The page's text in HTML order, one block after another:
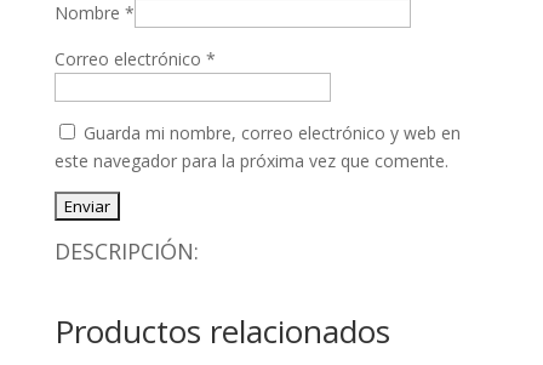
Nombre *
Correo electrónico *
Guarda mi nombre, correo electrónico y web en
este navegador para la próxima vez que comente.
DESCRIPCIÓN:
Productos relacionados